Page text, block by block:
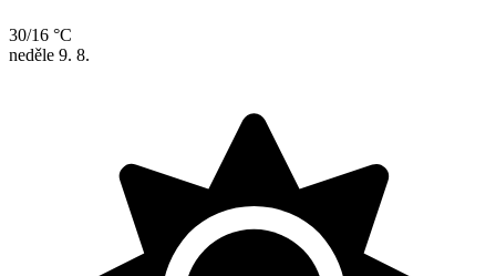
30/16 °C
neděle 9. 8.